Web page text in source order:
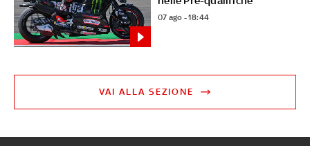
07 ago - 18:44
VAI ALLA SEZIONE